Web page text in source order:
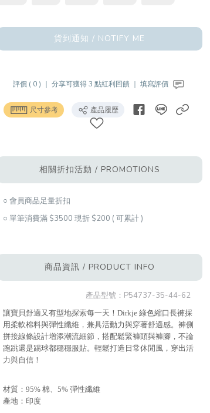
貨到通知 / NOTIFY ME
評價 ( 0 ) ｜ 分享可獲得 3 點紅利回饋 ｜ 填寫評價
尺寸參考 產品履歷
相關折扣活動 / PROMOTIONS
○ 會員商品足量折扣
○ 單筆消費滿 $3500 現折 $200 ( 可累計 )
商品資訊 / PRODUCT INFO
產品型號： P54737-35-44-62
讓寶貝舒適又有型地探索每一天！Dirkje 綠色縮口長褲採
用柔軟棉料與彈性纖維，兼具活動力與穿著舒適感。褲側
拼接線條設計增添潮流細節，搭配鬆緊褲頭與褲腳，不論
跑跳還是踢球都穩穩服貼。輕鬆打造日常休閒風，穿出活
力與自信！
材質：95% 棉、5% 彈性纖維
產地：印度